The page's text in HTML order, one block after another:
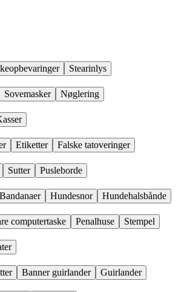
Stearinlys
Sovemasker
Nøglering
Etiketter
Falske tatoveringer
Sutter
Pusleborde
Bandanaer Hundesnor
Hundehalsbånde
computertaske Penalhuse
Stempel
Banner guirlander
Guirlander